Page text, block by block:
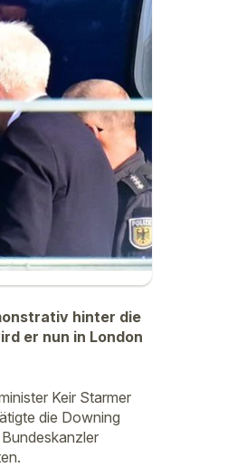
hinter die
er nun in London
Keir Starmer
die Downing